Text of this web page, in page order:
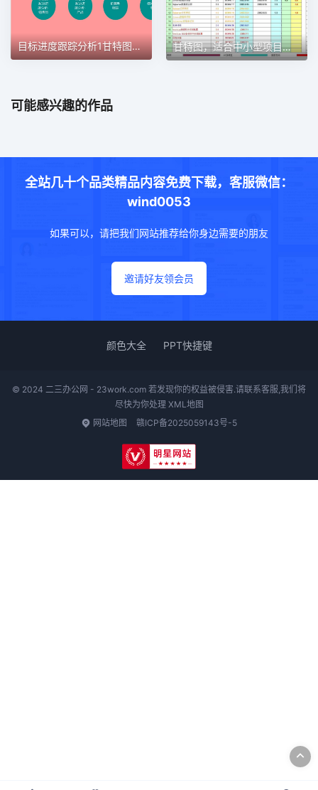
目标进度跟踪分析1甘特图excel模板 甘特图，适合中小型项目管理使用甘特图excel模板
可能感兴趣的作品
全站几十个品类精品内容免费下载，客服微信：
wind0053
如果可以，请把我们网站推荐给你身边需要的朋友
邀请好友领会员
颜色大全 PPT快捷键
© 2024 二三办公网 - 23work.com 若发现你的权益被侵害.请联系客服,我们将
尽快为你处理 XML地图
网站地图
赣ICP备2025059143号-5